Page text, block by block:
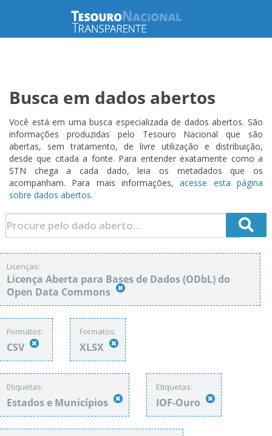
Busca em dados abertos
Você está em uma busca especializada de dados abertos. São
informações produzidas pelo Tesouro Nacional que são
abertas, sem tratamento, de livre utilização e distribuição,
desde que citada a fonte. Para entender exatamente como a
STN chega a cada dado, leia os metadados que os
acompanham. Para mais informações,acesse esta página
sobre dados abertos.
Licenças:
Licença Aberta para Bases de Dados (ODbL) do
Open Data Commons
Formatos:
CSV
Formatos:
XLSX
Etiquetas:
Estados e Municípios
Etiquetas:
IOF-Ouro